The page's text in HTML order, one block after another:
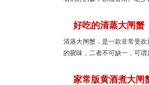
好吃的清蒸大闸蟹
清蒸大闸蟹，是一款非常受
的腥味，二者不可缺一，可
家常版黄酒煮大闸